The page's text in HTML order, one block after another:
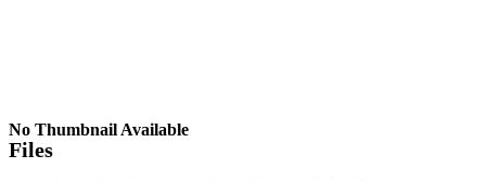
No Thumbnail Available
Files